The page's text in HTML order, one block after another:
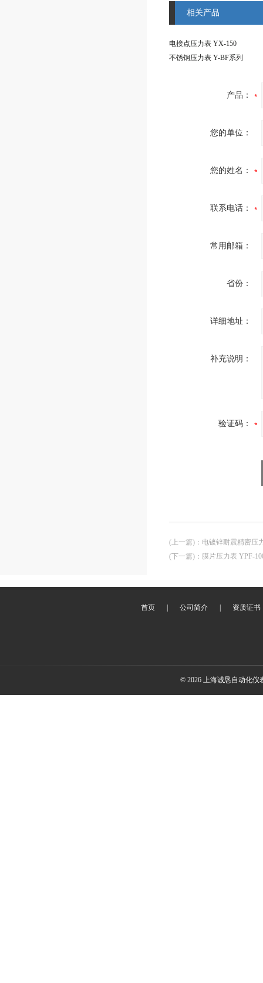
相关产品
电接点压力表 YX-150
不锈钢压力表 Y-BF系列
产品：
您的单位：
您的姓名：
联系电话：
常用邮箱：
省份：
详细地址：
补充说明：
验证码：
(上一篇) ： 电镀锌耐震精密压
(下一篇) ： 膜片压力表 YPF-
首页 公司简介 资质证书
© 2026 上海诚恳自动化仪